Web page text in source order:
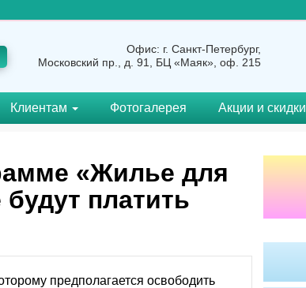
Офис: г. Санкт-Петербург,
Московский пр., д. 91, БЦ «Маяк», оф. 215
Клиентам Фотогалерея Акции и скидки
«Жилье для
платить
предполагается освободить